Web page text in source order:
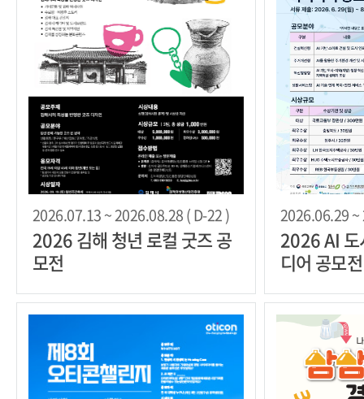
2026.07.13 ~ 2026.08.28 ( D-22 )
2026 김해 청년 로컬 굿즈 공
모전
2026.06.29 ~
2026 AI 도
디어 공모전